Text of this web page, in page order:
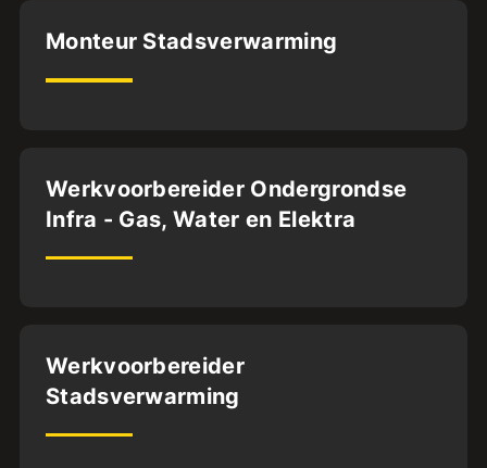
Elst
Monteur Stadsverwarming
Dordrecht
32 uur
Werkvoorbereider Ondergrondse
Infra - Gas, Water en Elektra
Elst
BFS2
ABG.BA.
Werkvoorbereider
Stadsverwarming